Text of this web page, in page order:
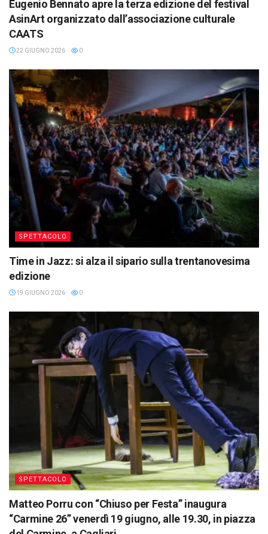
Eugenio Bennato apre la terza edizione del festival
AsinArt organizzato dall’associazione culturale
CAATS
22 GIUGNO 2026 0
SPETTACOLO
Time in Jazz: si alza il sipario sulla trentanovesima
edizione
19 GIUGNO 2026 0
SPETTACOLO
Matteo Porru con “Chiuso per Festa” inaugura
“Carmine 26” venerdì 19 giugno, alle 19.30, in piazza